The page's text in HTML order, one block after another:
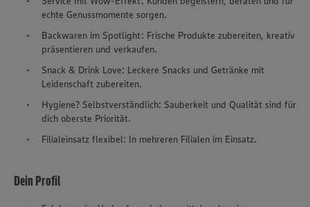
echte Genussmomente sorgen.
Backwaren im Spotlight: Frische Produkte zubereiten, kreativ
präsentieren und verkaufen.
Snack & Drink Love: Leckere Snacks und Getränke mit
Leidenschaft zubereiten.
Hygiene? Selbstverständlich: Sauberkeit und Qualität sind für
dich oberste Priorität.
Filialeinsatz flexibel: In mehreren Filialen im Einsatz.
Dein Profil